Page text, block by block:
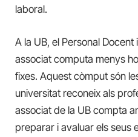
laboral.
A la UB, el Personal Docent
associat computa menys
fixes. Aquest còmput són
universitat reconeix als
associat de la UB compta
preparar i avaluar els seus